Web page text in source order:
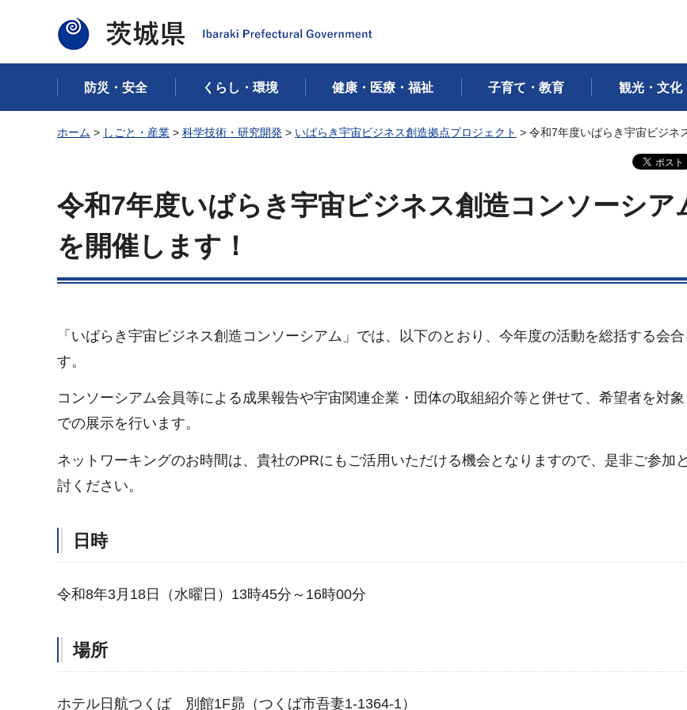
茨城県
防災・安全 くらし・環境 健康・医療・福祉 子育て・教育 観光・文化
ホーム > しごと・産業 > 科学技術・研究開発 > いばらき宇宙ビジネス創造拠点プロジェクト > 令和7年度いばらき宇宙ビジネ
令和7年度いばらき宇宙ビジネス創造コンソーシア
を開催します！
「いばらき宇宙ビジネス創造コンソーシアム」では、以下のとおり、今年度の活動を総括する会合
す。
コンソーシアム会員等による成果報告や宇宙関連企業・団体の取組紹介等と併せて、希望者を対
での展示を行います。
ネットワーキングのお時間は、貴社のPRにもご活用いただける機会となりますので、是非ご参加
討ください。
日時
令和8年3月18日（水曜日）13時45分～16時00分
場所
ホテル日航つくば 別館1F昴（つくば市吾妻1-1364-1）